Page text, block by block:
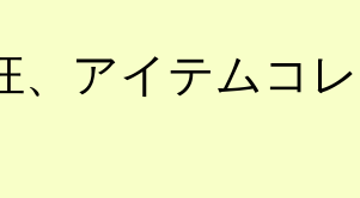
、アイテムコ